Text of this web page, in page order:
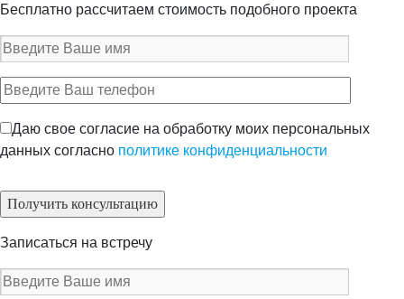
Бесплатно рассчитаем стоимость подобного проекта
Даю свое согласие на обработку моих персональных
данных согласно политике конфиденциальности
Записаться на встречу